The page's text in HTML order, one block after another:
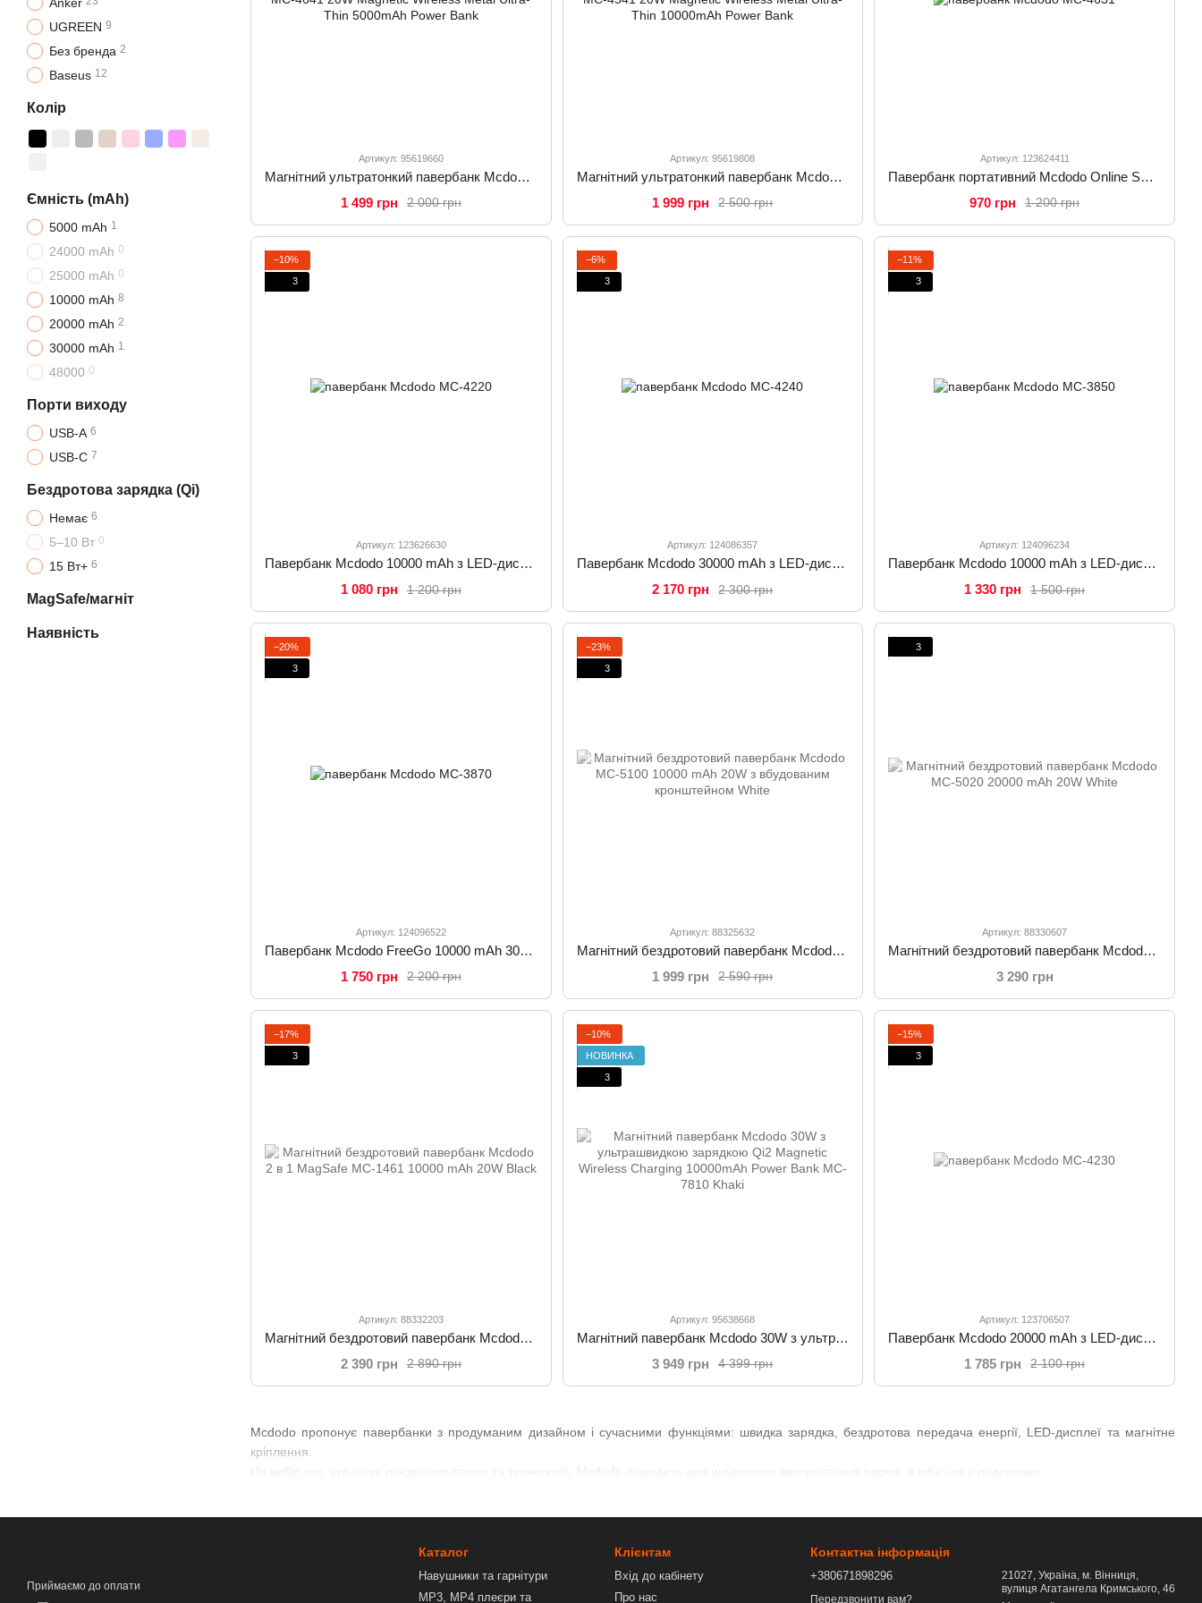
Mcdodo пропонує павербанки з продуманим дизайном і сучасними функціями: швидка зарядка, бездротова передача енергії, LED-дисплеї та магнітне
кріплення.
Це вибір тих, хто цінує поєднання стилю та технологій. Mcdodo підходить для щоденного використання вдома, в офісі чи у подорожах
Артикул: 95619660
Магнітний ультратонкий павербанк Mcdodo MC-4641 20W Magnetic Wireless Metal Ultra-Thin 5000mAh Power Bank
2 000 грн
1 499 грн
Артикул: 95619808
Магнітний ультратонкий павербанк Mcdodo MC-4541 20W Magnetic Wireless Metal Ultra-Thin 10000mAh Power Bank
2 500 грн
1 999 грн
Артикул: 123624411
Павербанк портативний Mcdodo Online Series 10000 mAh 10.5W MC-4631
1 200 грн
970 грн
−10%
3
Артикул: 123626630
Павербанк Mcdodo 10000 mAh з LED-дисплеєм та швидкою зарядкою 22.5W MC-4220
1 200 грн
1 080 грн
−6%
3
Артикул: 124086357
Павербанк Mcdodo 30000 mAh з LED-дисплеєм та швидкою зарядкою 22.5W MC-4240
2 300 грн
2 170 грн
−11%
3
Артикул: 124096234
Павербанк Mcdodo 10000 mAh з LED-дисплеєм та швидкою зарядкою PD 30W MC-3850
1 500 грн
1 330 грн
−20%
3
Артикул: 124096522
Павербанк Mcdodo FreeGo 10000 mAh 30W із вбудованим висувним USB-C кабелем та LED-дисплеєм MC-3870
2 200 грн
1 750 грн
−23%
3
Артикул: 88325632
Магнітний бездротовий павербанк Mcdodo MC-5100 10000 mAh 20W з вбудованим кронштейном White
2 590 грн
1 999 грн
3
Артикул: 88330607
Магнітний бездротовий павербанк Mcdodo MC-5020 20000 mAh 20W White
3 290 грн
−17%
3
Артикул: 88332203
Магнітний бездротовий павербанк Mcdodo 2 в 1 MagSafe MC-1461 10000 mAh 20W Black
2 890 грн
2 390 грн
−10%
НОВИНКА
3
Артикул: 95638668
Магнітний павербанк Mcdodo 30W з ультрашвидкою зарядкою Qi2 Magnetic Wireless Charging 10000mAh Power Bank MC-7810 Khaki
4 399 грн
3 949 грн
−15%
3
Артикул: 123706507
Павербанк Mcdodo 20000 mAh з LED-дисплеєм та швидкою зарядкою 22.5W MC-4230
2 100 грн
1 785 грн
UGREEN 9
Без бренда 2
Baseus 12
Колір
Ємність (mAh)
5000 mAh 1
24000 mAh 0
25000 mAh 0
10000 mAh 8
20000 mAh 2
30000 mAh 1
48000 0
Порти виходу
USB-A 6
USB-C 7
Бездротова зарядка (Qi)
Немає 6
5–10 Вт 0
15 Вт+ 6
MagSafe/магніт
Наявність
Приймаємо до оплати
Каталог
Навушники та гарнітури
MP3, MP4 плеєри та
Клієнтам
Вхід до кабінету
Про нас
Контактна інформація
+380671898296
Передзвонити вам?
21027, Україна, м. Вінниця,
вулиця Агатангела Кримського, 46